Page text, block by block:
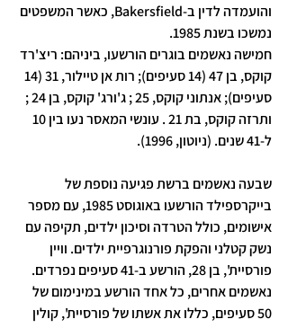
והועמדה לדין ב-Bakersfield, כאשר המשפטים
נמשכו בשנת 1985.
חמישה נאשמים בוגרים הורשעו, ביניהם: ריצ'רד
סעיפים); אנתוני קוקס, 25 ; ג'ורג' קוקס, בן 24 ;
ל-41 שנים. (ניוטון, 1996).
שבעה נאשמים ברשת פגיעה נוספת של
בייקרספילד הורשעו באוגוסט 1985, עם מספר
אישומים, כולל הטרדה וסיכון ילדים, תקיפה עם
נשק קטלני והפקת פורנוגרפיית ילדים. וויין
פורסיית', בן 28, הורשע ב-41 סעיפים נפרדים.
נאשמים אחרים, כל אחד הורשע במינימום של
50 סעיפים, כללו את אשתו של פורסיית', קולין